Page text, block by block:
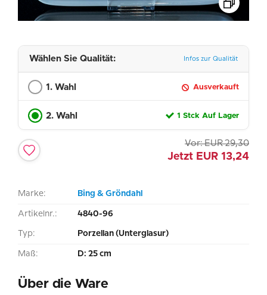
Wählen Sie Qualität: Infos zur Qualität
1. Wahl Ausverkauft
2. Wahl 1 Stck Auf Lager
Vor: EUR 29,30
Jetzt EUR 13,24
Marke: Bing & Gröndahl
Artikelnr.: 4840-96
Typ: Porzellan (Unterglasur)
Maß: D: 25 cm
Über die Ware